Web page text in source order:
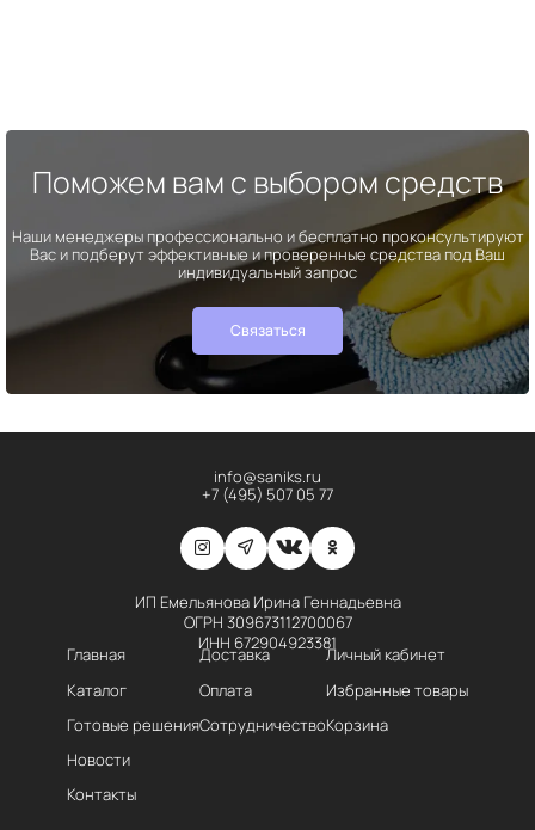
Поможем вам с выбором средств
Наши менеджеры профессионально и бесплатно проконсультируют
Вас и подберут эффективные и проверенные средства под Ваш
индивидуальный запрос
Связаться
info@saniks.ru
+7 (495) 507 05 77
ИП Емельянова Ирина Геннадьевна
ОГРН 309673112700067
ИНН 672904923381
Главная
Каталог
Готовые решения
Новости
Контакты
Доставка
Оплата
Сотрудничество
Личный кабинет
Избранные товары
Корзина